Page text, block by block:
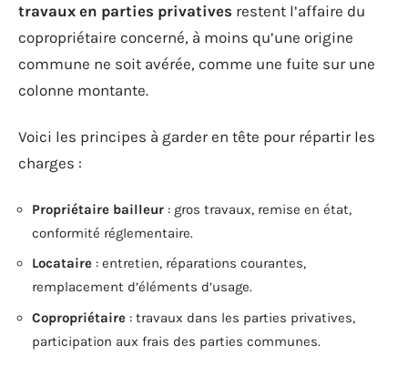
travaux en parties privatives restent l’affaire du
copropriétaire concerné, à moins qu’une origine
commune ne soit avérée, comme une fuite sur une
colonne montante.
Voici les principes à garder en tête pour répartir les
charges :
Propriétaire bailleur : gros travaux, remise en état,
conformité réglementaire.
Locataire : entretien, réparations courantes,
remplacement d’éléments d’usage.
Copropriétaire : travaux dans les parties privatives,
participation aux frais des parties communes.